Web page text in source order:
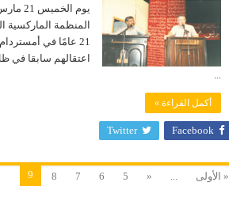
المنظمة الماركسية
21 عامًا في
اعتقالهم سابقا في
أكمل القراءة »
Facebook
Twitter
« الأولى «
5
6
7
8
9